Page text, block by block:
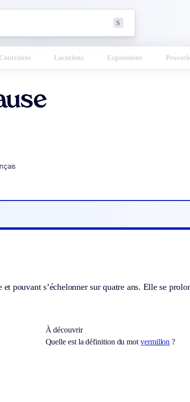
S
Contraires Locutions Expressions
pouvant s’échelonner sur quatre ans. Elle se
À découvrir
Quelle est la définition du motvermillon ?